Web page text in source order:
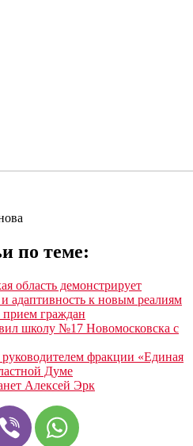
по теме:
область демонстрирует
адаптивность к новым реалиям
граждан
школу №17 Новомосковска с
фракции «Единая
Думе
Алексей Эрк